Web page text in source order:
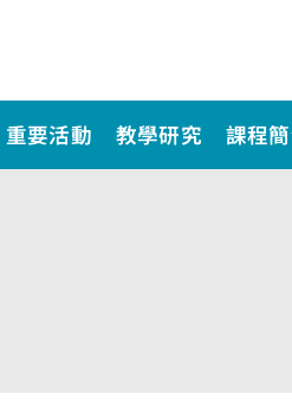
重要活動 教學研究 課程